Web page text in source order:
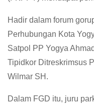
Hadir dalam forum
Perhubungan Kota
Satpol PP Yogya
Tipidkor Ditreskrimsus
Wilmar SH.
Dalam FGD itu, juru